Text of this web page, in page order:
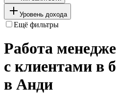
Уровень дохода
Ещё фильтры
Работа
с клиентами в
в Анди